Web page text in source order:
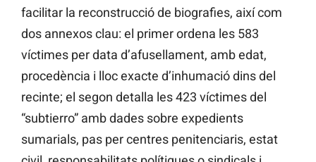
facilitar la reconstrucció de biografies, així com
dos annexos clau: el primer ordena les 583
víctimes per data d’afusellament, amb edat,
procedència i lloc exacte d’inhumació dins del
recinte; el segon detalla les 423 víctimes del
“subtierro” amb dades sobre expedients
sumarials, pas per centres penitenciaris, estat